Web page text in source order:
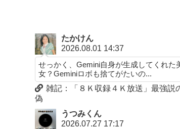
たかけん
2026.08.01 14:37
せっかく、Gemini自身が生成してくれた
女？Geminiロボも捨てがたいの...
雑記：「８Ｋ収録４Ｋ放送」最強説
偽
うつみくん
2026.07.27 17:17